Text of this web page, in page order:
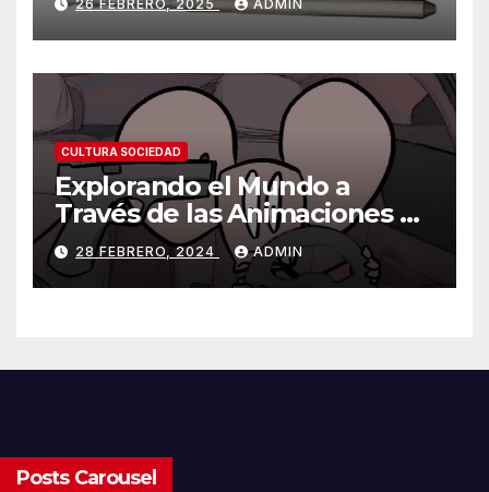
26 FEBRERO, 2025 ADMIN
CULTURA SOCIEDAD
Explorando el Mundo a
Través de las Animaciones de
Olmo Cuarón / ¿Qué es el
autismo?
28 FEBRERO, 2024 ADMIN
Posts Carousel